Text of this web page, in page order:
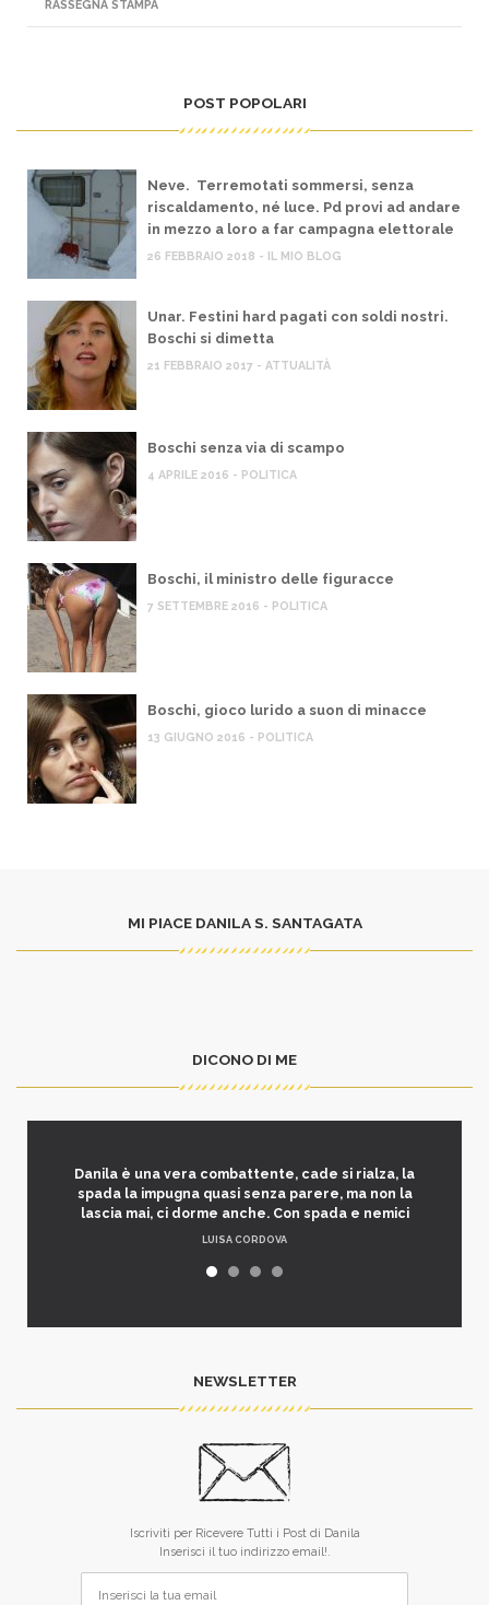
RASSEGNA STAMPA
POST POPOLARI
Neve. Terremotati sommersi, senza
riscaldamento, né luce. Pd provi ad andare
in mezzo a loro a far campagna elettorale
26 FEBBRAIO 2018 - IL MIO BLOG
Unar. Festini hard pagati con soldi nostri.
Boschi si dimetta
21 FEBBRAIO 2017 - ATTUALITÀ
Boschi senza via di scampo
4 APRILE 2016 - POLITICA
Boschi, il ministro delle figuracce
7 SETTEMBRE 2016 - POLITICA
Boschi, gioco lurido a suon di minacce
13 GIUGNO 2016 - POLITICA
MI PIACE DANILA S. SANTAGATA
DICONO DI ME
Danila è una vera combattente, cade si rialza, la
spada la impugna quasi senza parere, ma non la
lascia mai, ci dorme anche. Con spada e nemici
LUISA CORDOVA
NEWSLETTER
Iscriviti per Ricevere Tutti i Post di Danila
Inserisci il tuo indirizzo email!.